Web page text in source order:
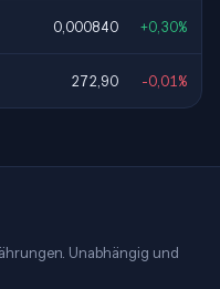
0,000840 +0,30%
272,90 -0,01%
Unabhängig und